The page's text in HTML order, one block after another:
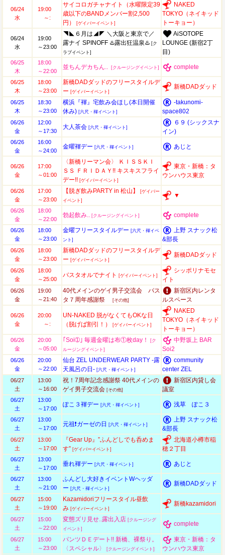
06/24
水
19:00
～:
サイコロガチャナイト（水曜限定39
歳以下のBANDメンバー割2,500
円）
[ゲイバーイベント]
NAKED
TOKYO（ネイキッド
トーキョー）
06/24
水
19:00
～23:00
◥◣６月は◢◤ ＼大阪と東京で／
露ナイ SPINOFF ♨️露出狂温泉♨️ [ク
ラブイベント]
AiSOTOPE
LOUNGE (新宿2丁
目)
06/25
木
18:00
～22:00
並ちんデカちん.. [クルージングイベント] complete
06/25
木
18:00
～23:00
新橋DADダッドのフリースタイルデ
ー [ゲイバーイベント]
新橋DADダッド
06/25
木
18:30
～23:00
横浜『褌』宅飲み会ほし(本日開催
休み) [六尺・褌イベント]
-takunomi-
space802
06/26
金
12:00
～17:30
大人茶会 [六尺・褌イベント]
６９ (シックスナ
イン)
06/26
金
16:00
～24:00
金曜褌デー [六尺・褌イベント] あじと
06/26
金
17:00
～01:00
〈新橋リーマン会〉 ＫＩＳＳＫＩ
ＳＳ ＦＲＩＤＡＹ!! キスキスフライ
デー!! [ゲイバーイベント]
東京・新橋：タ
ウンハウス東京
06/26
金
17:00
～23:00
【脱ぎ飲みPARTY in 松山】
[ゲイバー
イベント]
▼
06/26
金
18:00
～22:00
勃起飲み.. [クルージングイベント] complete
06/26
金
18:00
～23:00
金曜フリースタイルデー [六尺・褌イベ
ント]
上野 スナック松
&部長
06/26
金
18:00
～23:00
新橋DADダッドのフリースタイルデ
ー [ゲイバーイベント]
新橋DADダッド
06/26
金
18:00
～25:00
バスタオルでナイト [ゲイバーイベント]
シッポリナモセ
イト
06/26
金
19:00
～21:40
40代メインのゲイ男子交流会 パス
タ７周年感謝祭
[その他]
新宿区内レンタ
ルスペース
06/26
金
20:00
～:
UN-NAKED 脱がなくてもOKな日
（脱げば割引！）
[ゲイバーイベント]
NAKED
TOKYO（ネイキッド
トーキョー）
06/26
金
20:00
～05:00
｢Soi➀｣ 毎週金曜は布①枚day！
[ク
ルージングイベント]
中野坂上 BAR
Soi2
06/26
金
20:00
～22:00
仙台 ZEL UNDERWEAR PARTY -露
天風呂の日- [六尺・褌イベント]
community
center ZEL
06/27
土
13:00
～16:00
祝！7周年記念感謝祭 40代メインの
ゲイ男子交流会 [その他]
新宿区内貸し会
議室
06/27
土
13:00
～17:00
ぽこ３褌デー [六尺・褌イベント] 浅草 ぽこ３
06/27
土
13:00
～17:00
元祖❗ガーゼの日 [六尺・褌イベント]
上野 スナック松
&部長
06/27
土
13:00
～17:00
『Gear Up』”ふんどしでも呑めま
す” [ゲイバーイベント]
北海道小樽市稲
穂２丁目
06/27
土
13:00
～17:00
垂れ褌デー [六尺・褌イベント] あじと
06/27
土
13:00
～21:00
ふんどし大好きイベントWヘッダ
ー [六尺・褌イベント]
新橋DADダッド
06/27
土
15:00
～19:00
Kazamidoriフリースタイル昼飲
み [ゲイバーイベント]
新橋kazamidori
06/27
土
15:00
～22:00
変態ズリ見せ..露出入店 [クルージング
イベント]
complete
06/27
土
15:00
～23:00
パンツＤＥデート!! 新橋、裸祭り。
〈スペシャル〉
[クルージングイベント]
東京・新橋：タ
ウンハウス東京